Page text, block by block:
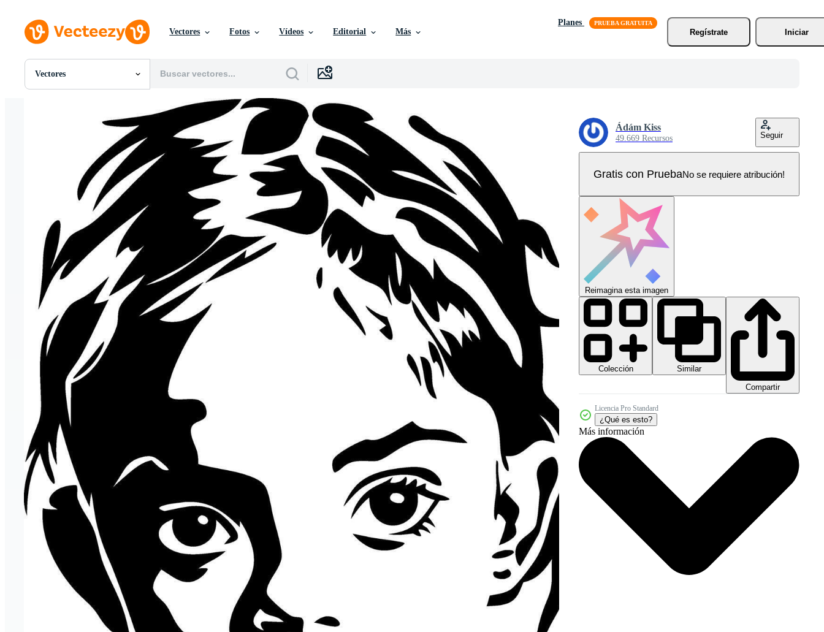
Vectores Fotos Vídeos Editorial Más
Planes
Regístrate
Iniciar
Vectores
Todas Imágenes
Gráficos en Movimiento
Imágenes Editoriales
Eventos Editoriales
Ádám Kiss
49.669 Recursos Seguir
Gratis con PruebaNo se requiere atribución!
Reimagina esta imagen
Colección
Similar
Compartir
Licencia Pro Standard
¿Qué es esto?
Más información